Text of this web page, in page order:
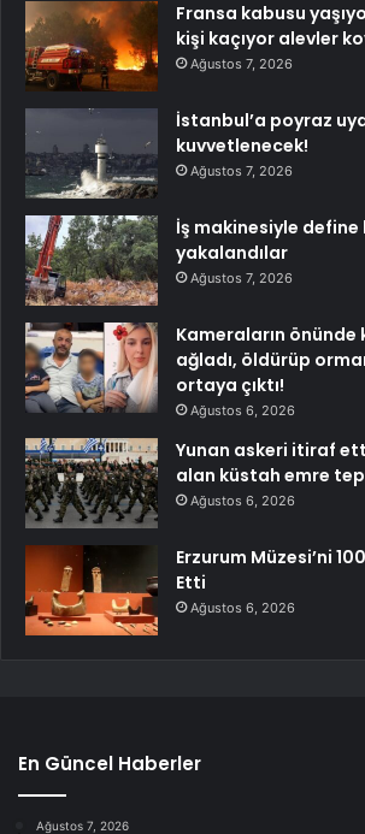
Fransa kabusu
kişi kaçıyor alevler
Ağustos 7, 2026
İstanbul’a poyraz
kuvvetlenecek!
Ağustos 7, 2026
İş makinesiyle define
yakalandılar
Ağustos 7, 2026
Kameraların önünde
ağladı, öldürüp
ortaya çıktı!
Ağustos 6, 2026
Yunan askeri itiraf
alan küstah emre
Ağustos 6, 2026
Erzurum Müzesi’ni
Etti
Ağustos 6, 2026
En Güncel Haberler
Ağustos 7, 2026